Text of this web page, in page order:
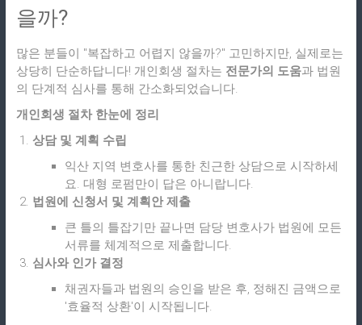
을까?
많은 분들이 "복잡하고 어렵지 않을까?" 고민하지만, 실제로는
상당히 단순하답니다! 개인회생 절차는 전문가의 도움과 법원
의 단계적 심사를 통해 간소화되었습니다.
개인회생 절차 한눈에 정리
상담 및 계획 수립
익산 지역 변호사를 통한 친근한 상담으로 시작하세
요. 대형 로펌만이 답은 아니랍니다.
법원에 신청서 및 계획안 제출
큰 틀의 틀잡기만 끝나면 담당 변호사가 법원에 모든
서류를 체계적으로 제출합니다.
심사와 인가 결정
채권자들과 법원의 승인을 받은 후, 정해진 금액으로
'효율적 상환'이 시작됩니다.